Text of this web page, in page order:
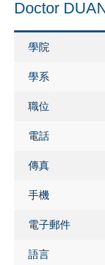
Doctor
學院
學系
職位
電話
傳真
手機
電子郵件
語言